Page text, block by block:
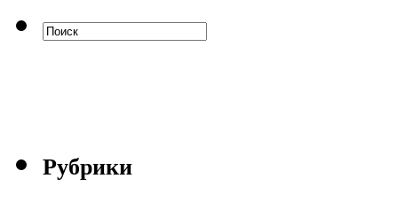
Рубрики